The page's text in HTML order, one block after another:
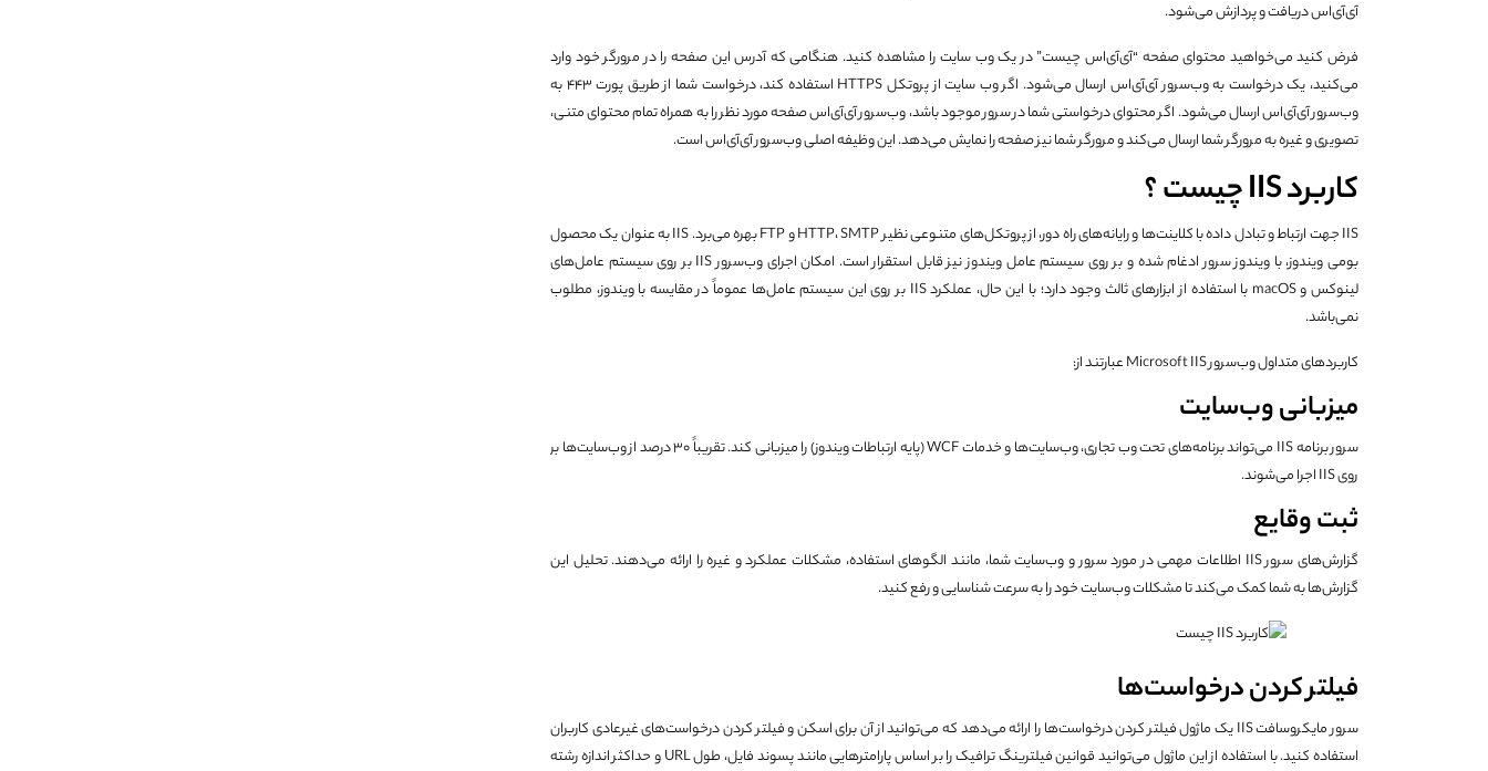
آی‌آی‌اس دریافت و پردازش می‌شود.
فرض کنید می‌خواهید محتوای صفحه “آی‌آی‌اس چیست” در یک وب سایت را مشاهده کنید. هنگامی که آدرس این صفحه را در مرورگر خود وارد
می‌کنید، یک درخواست به وب‌سرور آی‌آی‌اس ارسال می‌شود. اگر وب سایت از پروتکل HTTPS استفاده ‌کند، درخواست شما از طریق پورت 443 به
وب‌سرور آی‌آی‌اس ارسال می‌شود. اگر محتوای درخواستی شما در سرور موجود باشد، وب‌سرور آی‌آی‌اس صفحه مورد نظر را به همراه تمام محتوای متنی،
تصویری و غیره به مرورگر شما ارسال می‌کند و مرورگر شما نیز صفحه را نمایش می‌دهد. این وظیفه اصلی وب‌سرور آی‌آی‌اس است.
کاربرد IIS چیست ؟
IIS جهت ارتباط و تبادل داده با کلاینت‌ها و رایانه‌های راه دور، از پروتکل‌های متنوعی نظیر HTTP، SMTP و FTP بهره می‌برد. IIS به عنوان یک محصول
بومی ویندوز، با ویندوز سرور ادغام شده و بر روی سیستم عامل ویندوز نیز قابل استقرار است. امکان اجرای وب‌سرور IIS بر روی سیستم عامل‌های
لینوکس و macOS با استفاده از ابزارهای ثالث وجود دارد؛ با این حال، عملکرد IIS بر روی این سیستم عامل‌ها عموماً در مقایسه با ویندوز، مطلوب
نمی‌باشد.
کاربردهای متداول وب‌سرور Microsoft IIS عبارتند از:
میزبانی وب‌سایت
سرور برنامه IIS می‌تواند برنامه‌های تحت وب تجاری، وب‌سایت‌ها و خدمات WCF (پایه ارتباطات ویندوز) را میزبانی کند. تقریباً 30 درصد از وب‌سایت‌ها بر
روی IIS اجرا می‌شوند.
ثبت وقایع
گزارش‌های سرور IIS اطلاعات مهمی در مورد سرور و وب‌سایت شما، مانند الگوهای استفاده، مشکلات عملکرد و غیره را ارائه می‌دهند. تحلیل این
گزارش‌ها به شما کمک می‌کند تا مشکلات وب‌سایت خود را به سرعت شناسایی و رفع کنید.
فیلتر کردن درخواست‌ها
سرور مایکروسافت IIS یک ماژول فیلتر کردن درخواست‌ها را ارائه می‌دهد که می‌توانید از آن برای اسکن و فیلتر کردن درخواست‌های غیرعادی کاربران
استفاده کنید. با استفاده از این ماژول می‌توانید قوانین فیلترینگ ترافیک را بر اساس پارامترهایی مانند پسوند فایل، طول URL و حداکثر اندازه رشته